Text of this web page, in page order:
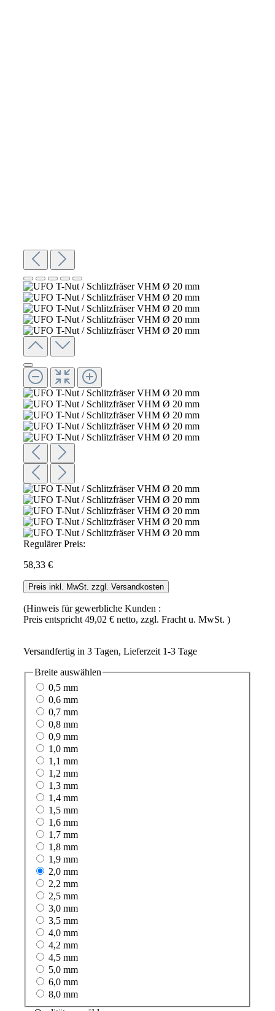
Regulärer Preis:
58,33 €
Preis inkl. MwSt. zzgl. Versandkosten
(Hinweis für gewerbliche Kunden :
Preis entspricht 49,02 € netto, zzgl. Fracht u. MwSt. )
Versandfertig in 3 Tagen, Lieferzeit 1-3 Tage
Breite auswählen
0,5 mm
0,6 mm
0,7 mm
0,8 mm
0,9 mm
1,0 mm
1,1 mm
1,2 mm
1,3 mm
1,4 mm
1,5 mm
1,6 mm
1,7 mm
1,8 mm
1,9 mm
2,0 mm
2,2 mm
2,5 mm
3,0 mm
3,5 mm
4,0 mm
4,2 mm
4,5 mm
5,0 mm
6,0 mm
8,0 mm